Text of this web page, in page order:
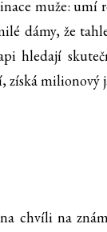
muže: umí
dámy, že
hledají
získá milionový
chvíli na